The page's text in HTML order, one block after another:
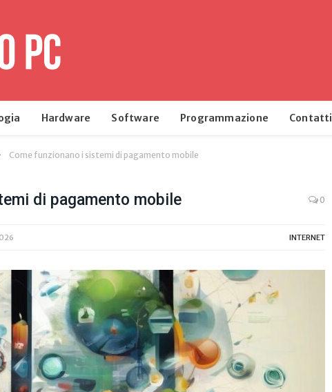
Hardware Software Programmazione Contatti
Come funzionano i sistemi di pagamento mobile
di pagamento mobile 0
INTERNET